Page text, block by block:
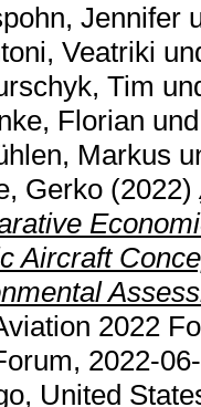
Jennifer
Veatriki
Tim
Florian
Markus
Gerko (2022)
Aircraft
2022
2022-
United